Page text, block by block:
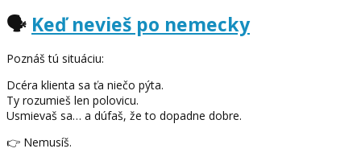
🗣️ Keď nevieš po nemecky
Poznáš tú situáciu:
Dcéra klienta sa ťa niečo pýta.
Ty rozumieš len polovicu.
Usmievaš sa… a dúfaš, že to dopadne dobre.
👉 Nemusíš.